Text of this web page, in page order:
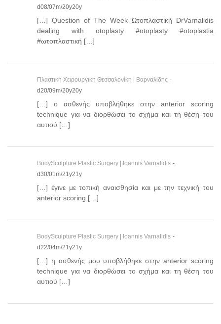
d08/07m/20y20y
[…] Question of The Week Ωτοπλαστική DrVarnalidis
dealing with otoplasty #otoplasty #otoplastia
#ωτοπλαστική […]
Πλαστική Χειρουργική Θεσσαλονίκη | Βαρναλίδης -
d20/09m/20y20y
[…] ο ασθενής υποβλήθηκε στην anterior scoring
technique για να διορθώσει το σχήμα και τη θέση του
αυτιού […]
BodySculpture Plastic Surgery | Ioannis Varnalidis -
d30/01m/21y21y
[…] έγινε με τοπική αναισθησία και με την τεχνική του
anterior scoring […]
BodySculpture Plastic Surgery | Ioannis Varnalidis -
d22/04m/21y21y
[…] η ασθενής μου υποβλήθηκε στην anterior scoring
technique για να διορθώσει το σχήμα και τη θέση του
αυτιού […]